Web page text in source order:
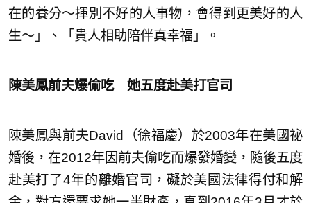
在的養分～揮別不好的人事物，會得到更美好的人
生～」、「貴人相助陪伴真幸福」。
陳美鳳前夫爆偷吃 她五度赴美打官司
陳美鳳與前夫David（徐福慶）於2003年在美國祕
婚後，在2012年因前夫偷吃而爆發婚變，隨後五度
赴美打了4年的離婚官司，礙於美國法律得付和解